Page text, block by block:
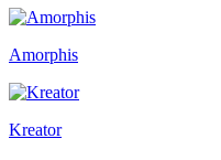
Amorphis
Kreator